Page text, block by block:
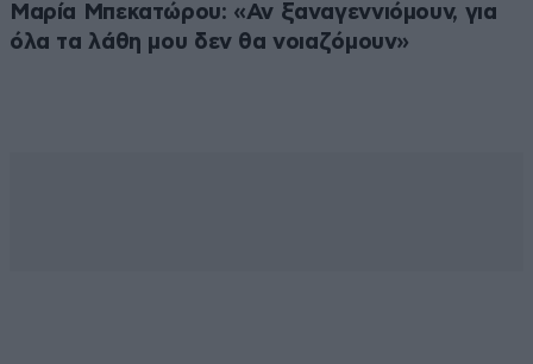
Μαρία Μπεκατώρου: «Αν ξαναγεννιόμουν, για
όλα τα λάθη μου δεν θα νοιαζόμουν»